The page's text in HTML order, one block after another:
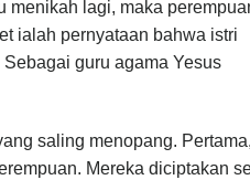
menikah lagi, maka
ialah pernyataan bahwa istri
guru agama Yesus
saling menopang. Pertama,
Mereka diciptakan